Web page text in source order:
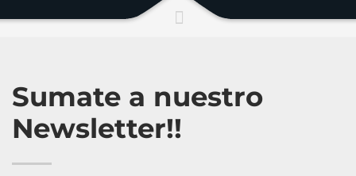
Sumate a nuestro
Newsletter!!